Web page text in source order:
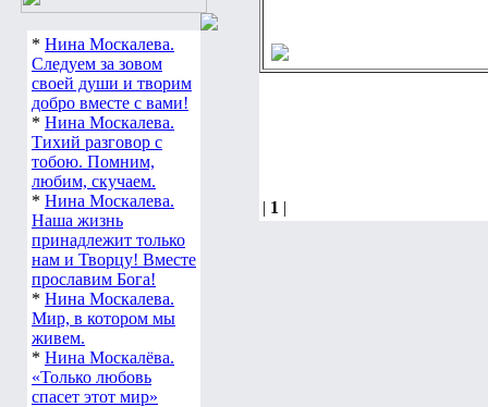
* Нина Москалева.
Следуем за зовом
своей души и творим
добро вместе с вами!
* Нина Москалева.
Тихий разговор с
тобою. Помним,
любим, скучаем.
* Нина Москалева.
Наша жизнь
принадлежит только
нам и Творцу! Вместе
прославим Бога!
* Нина Москалева.
Мир, в котором мы
живем.
* Нина Москалёва.
«Только любовь
спасет этот мир»
| 1 |